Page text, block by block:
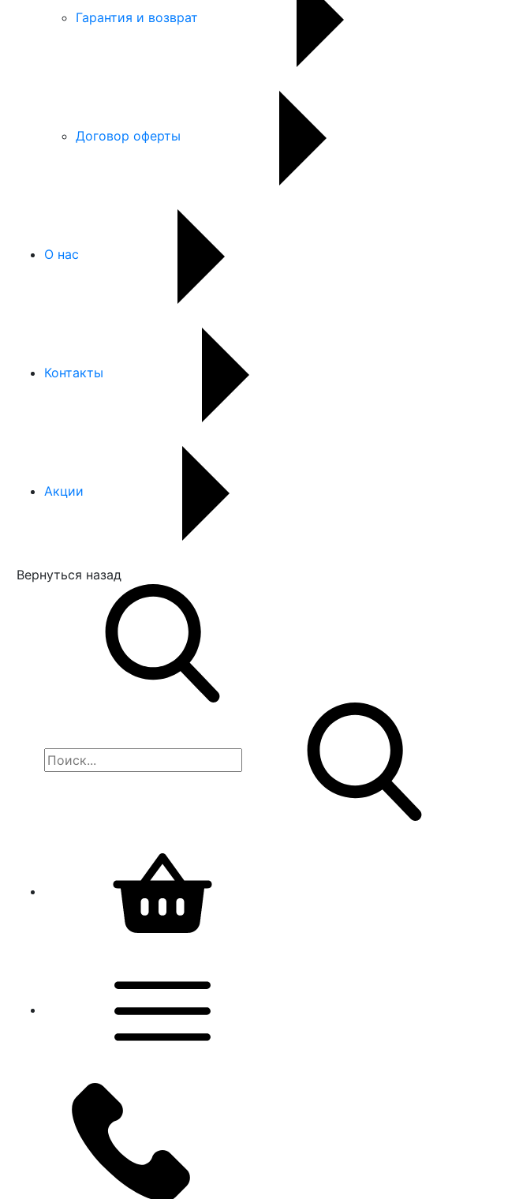
Гарантия и возврат
Договор оферты
О нас
Контакты
Акции
Вернуться назад